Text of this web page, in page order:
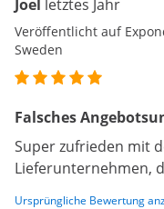
Joel letztes Jahr
Veröffentlicht auf
Sweden
Falsches
Super zufrieden mit
Lieferunternehmen,
Ursprüngliche Bewertung